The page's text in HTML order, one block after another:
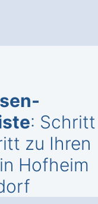
: Schritt
zu Ihren
Hofheim